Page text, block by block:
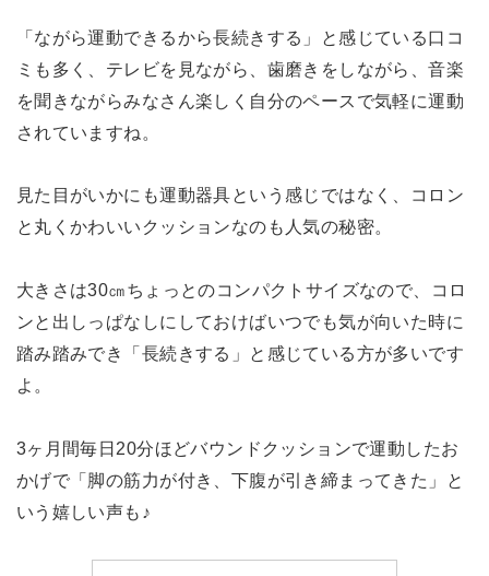
「ながら運動できるから長続きする」と感じている口コ
ミも多く、テレビを見ながら、歯磨きをしながら、音楽
を聞きながらみなさん楽しく自分のペースで気軽に運動
されていますね。
見た目がいかにも運動器具という感じではなく、コロン
と丸くかわいいクッションなのも人気の秘密。
大きさは30㎝ちょっとのコンパクトサイズなので、コロ
ンと出しっぱなしにしておけばいつでも気が向いた時に
踏み踏みでき「長続きする」と感じている方が多いです
よ。
3ヶ月間毎日20分ほどバウンドクッションで運動したお
かげで「脚の筋力が付き、下腹が引き締まってきた」と
いう嬉しい声も♪